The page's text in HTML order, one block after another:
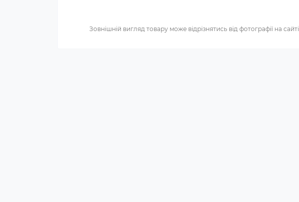
Зовнішній вигляд товару може відрізнятись від фотографії на сайті